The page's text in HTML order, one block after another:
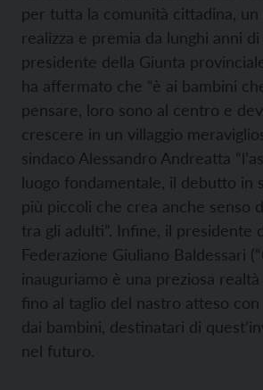
per tutta la comunità cittadina, un
realizza e premia da lunghi anni di
presidente della Giunta
ha affermato che “è ai bambini
pensare, loro sono al centro e
crescere in un villaggio
sindaco Alessandro Andreatta
luogo fondamentale, il debutto in
più piccoli che crea anche senso
tra gli adulti”. Infine, il presidente
Federazione Giuliano Baldessari
inauguriamo è una preziosa realtà
fino al taglio del nastro atteso con
dai bambini, destinatari di
nel futuro.